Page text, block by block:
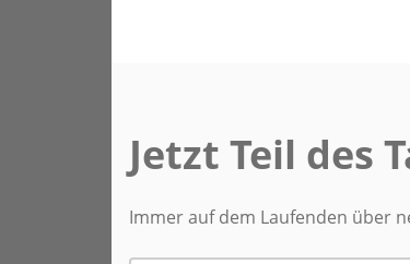
Jetzt Teil des
Immer auf dem Laufenden über